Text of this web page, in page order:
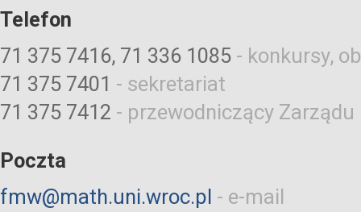
Telefon
71 375 7416, 71 336 1085 - konkursy,
71 375 7401 - sekretariat
71 375 7412 - przewodniczący Zarządu
Poczta
fmw@math.uni.wroc.pl - e-mail